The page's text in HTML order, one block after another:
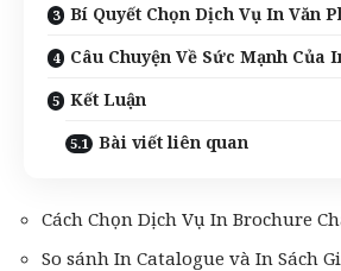
Bí Quyết Chọn Dịch Vụ In Văn
Câu Chuyện Về Sức Mạnh Của
Kết Luận
Bài viết liên quan
Cách Chọn Dịch Vụ In Brochure
So sánh In Catalogue và In Sách